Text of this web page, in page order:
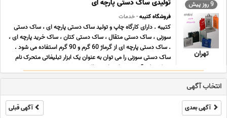
9 روز پیش
تهران
تولیدی ساک دستی پارچه ای
فروشگاه کتیبه- خدمات
کتیبه . دارای کارگاه چاپ و تولید ساک دستی پارچه ای ، ساک دستی
سوزنی ، ساک دستی متقال ، ساک دستی کتان ، ساک خرید پارچه ای ،
. ساک دستی پارچه ای از گرماژ 60 گرم و 90 گرم استفاده می شود .
ساک دستی سوزنی را می توان به عنوان یک ابزار تبلیغاتی متحرک نام
برد که چاپ آن به وسیله چاپ سیلک ... ...
انتخاب آگهی
آگهی بعدی آگهی قبلی